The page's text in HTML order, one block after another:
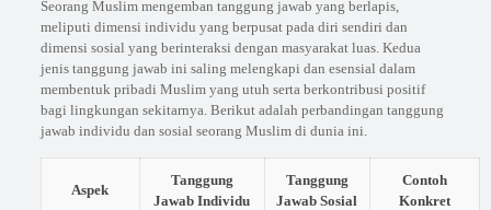
Seorang Muslim mengemban tanggung jawab yang berlapis,
meliputi dimensi individu yang berpusat pada diri sendiri dan
dimensi sosial yang berinteraksi dengan masyarakat luas. Kedua
jenis tanggung jawab ini saling melengkapi dan esensial dalam
membentuk pribadi Muslim yang utuh serta berkontribusi positif
bagi lingkungan sekitarnya. Berikut adalah perbandingan tanggung
jawab individu dan sosial seorang Muslim di dunia ini.
Aspek
Tanggung
Jawab Individu
Tanggung
Jawab Sosial
Contoh
Konkret